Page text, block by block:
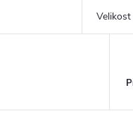
Reklamační